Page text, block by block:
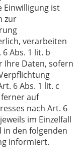
Einwilligung ist
zur
verarbeiten
Abs. 1 lit. b
Ihre Daten, sofern
6 Abs. 1 lit. c
ferner auf
nach Art. 6
im Einzelfall
in den folgenden
informiert.